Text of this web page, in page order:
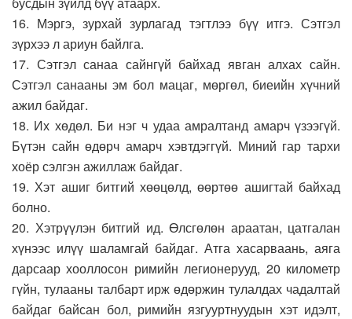
16. Мэргэ, зурхай зурлагад тэгтлээ бүү итгэ. Сэтгэл
зүрхээ л ариун байлга.
17. Сэтгэл санаа сайнгүй байхад явган алхах сайн.
Сэтгэл санааны эм бол мацаг, мөргөл, биеийн хүчний
ажил байдаг.
18. Их хөдөл. Би нэг ч удаа амралтанд амарч үзээгүй.
Бүтэн сайн өдөрч амарч хэвтдэггүй. Миний гар тархи
хоёр сэлгэн ажиллаж байдаг.
19. Хэт ашиг битгий хөөцөлд, өөртөө ашигтай байхад
болно.
20. Хэтрүүлэн битгий ид. Өлсгөлөн араатан, цатгалан
хүнээс илүү шаламгай байдаг. Атга хасарваань, аяга
дарсаар хооллосон римийн легионерууд, 20 километр
гүйн, тулааны талбарт ирж өдөржин тулалдах чадалтай
байдаг байсан бол, римийн язгууртнуудын хэт идэлт,